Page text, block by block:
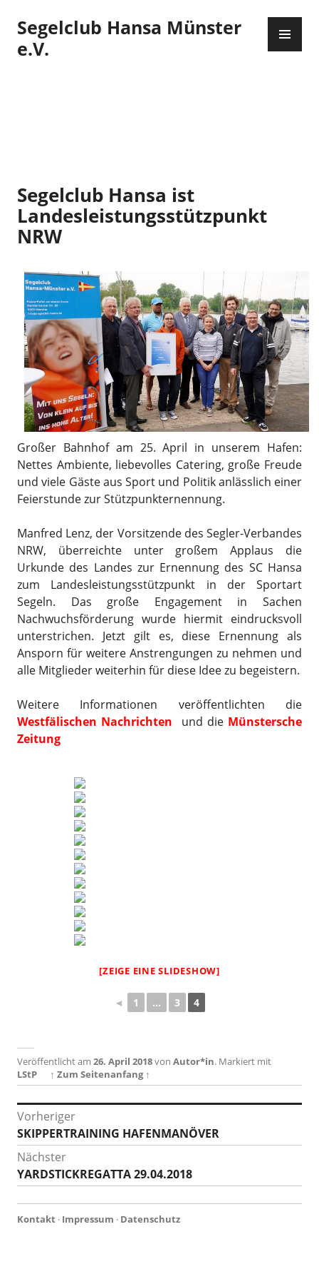
Inhalt
springen
Segelclub Hansa Münster
e.V.
Segelclub Hansa ist
Landesleistungsstützpunkt
NRW
Großer Bahnhof am 25. April in unserem Hafen:
Nettes Ambiente, liebevolles Catering, große Freude
und viele Gäste aus Sport und Politik anlässlich einer
Feierstunde zur Stützpunkternennung.
Manfred Lenz, der Vorsitzende des Segler-Verbandes
NRW, überreichte unter großem Applaus die
Urkunde des Landes zur Ernennung des SC Hansa
zum Landesleistungsstützpunkt in der Sportart
Segeln. Das große Engagement in Sachen
Nachwuchsförderung wurde hiermit eindrucksvoll
unterstrichen. Jetzt gilt es, diese Ernennung als
Ansporn für weitere Anstrengungen zu nehmen und
alle Mitglieder weiterhin für diese Idee zu begeistern.
Weitere Informationen veröffentlichten die
Westfälischen Nachrichten und die Münstersche
Zeitung
[ZEIGE EINE SLIDESHOW]
◄ 1 ... 3 4
Veröffentlicht am 26. April 2018von Autor*in. Markiert mit
LStP
↑ Zum Seitenanfang ↑
Beitragsnavigation
Vorheriger
Vorheriger
Beitrag:
SKIPPERTRAINING HAFENMANÖVER
Nächster
Nächster
Beitrag:
YARDSTICKREGATTA 29.04.2018
Kontakt · Impressum · Datenschutz